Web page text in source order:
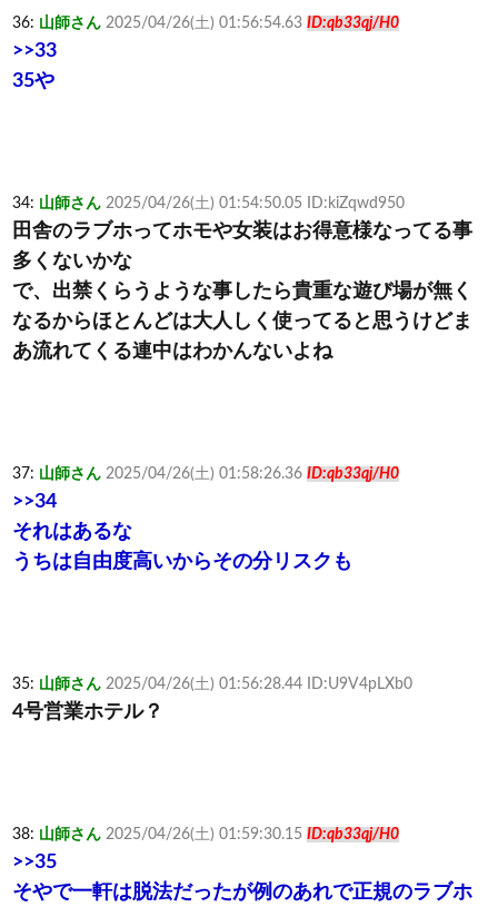
36: 山師さん 2025/04/26(土) 01:56:54.63 ID:qb33qj/H0
>>33
35や
34: 山師さん 2025/04/26(土) 01:54:50.05 ID:kiZqwd950
田舎のラブホってホモや女装はお得意様なってる事
多くないかな
で、出禁くらうような事したら貴重な遊び場が無く
なるからほとんどは大人しく使ってると思うけどま
あ流れてくる連中はわかんないよね
37: 山師さん 2025/04/26(土) 01:58:26.36 ID:qb33qj/H0
>>34
それはあるな
うちは自由度高いからその分リスクも
35: 山師さん 2025/04/26(土) 01:56:28.44 ID:U9V4pLXb0
4号営業ホテル？
38: 山師さん 2025/04/26(土) 01:59:30.15 ID:qb33qj/H0
>>35
そやで一軒は脱法だったが例のあれで正規のラブホ